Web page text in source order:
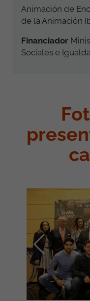
Animación de
de la Animación
Financiador
Sociales e
ANTERIOR